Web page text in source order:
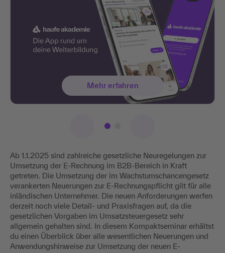
Ab 1.1.2025 sind zahlreiche gesetzliche Neuregelungen zur
Umsetzung der E-Rechnung im B2B-Bereich in Kraft
getreten. Die Umsetzung der im Wachstumschancengesetz
verankerten Neuerungen zur E-Rechnungspflicht gilt für alle
inländischen Unternehmer. Die neuen Anforderungen werfen
derzeit noch viele Detail- und Praxisfragen auf, da die
gesetzlichen Vorgaben im Umsatzsteuergesetz sehr
allgemein gehalten sind. In diesem Kompaktseminar erhältst
du einen Überblick über alle wesentlichen Neuerungen und
Anwendungshinweise zur Umsetzung der neuen E-
Mehr erfahren